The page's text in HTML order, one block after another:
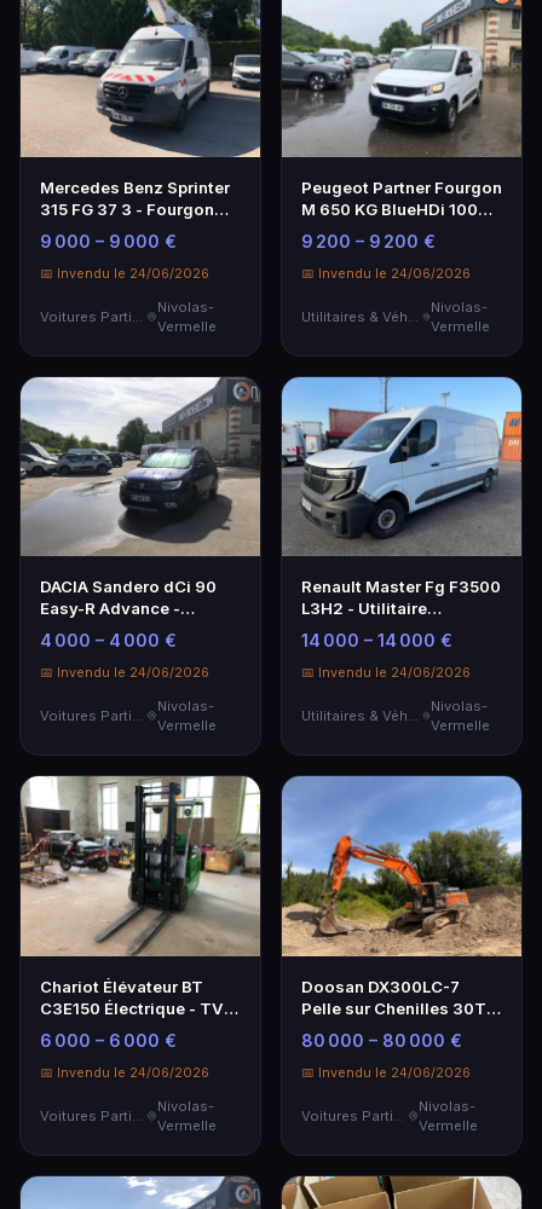
Mercedes Benz Sprinter
315 FG 37 3 - Fourgon
utilitaire spacieux
9 000 – 9 000 €
📅 Invendu le 24/06/2026
Nivolas-
Vermelle
Peugeot Partner Fourgon
M 650 KG BlueHDi 100
S&S BVM6 - Utilitaire
fiable
9 200 – 9 200 €
📅 Invendu le 24/06/2026
Nivolas-
Vermelle
DACIA Sandero dCi 90
Easy-R Advance -
Voiture Particulière
4 000 – 4 000 €
📅 Invendu le 24/06/2026
Voitures Particulières
Nivolas-
Vermelle
Renault Master Fg F3500
L3H2 - Utilitaire
spacieux et performant
14 000 – 14 000 €
📅 Invendu le 24/06/2026
Utilitaires & Véhicules de Société
Nivolas-
Vermelle
Chariot Élévateur BT
C3E150 Électrique - TVA
Récupérable
6 000 – 6 000 €
📅 Invendu le 24/06/2026
Nivolas-
Vermelle
Doosan DX300LC-7
Pelle sur Chenilles 30T -
Performance et Fiabilité
80 000 – 80 000 €
📅 Invendu le 24/06/2026
Nivolas-
Vermelle